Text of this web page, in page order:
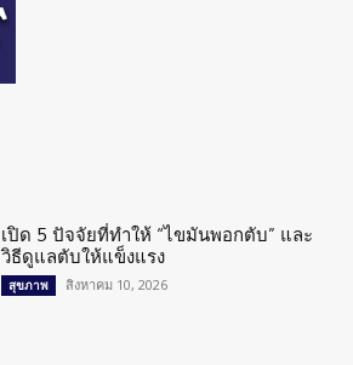
เปิด 5 ปัจจัยที่ทำให้ “ไขมันพอกตับ” และ
วิธีดูแลตับให้แข็งแรง
สุขภาพ สิงหาคม 10, 2026